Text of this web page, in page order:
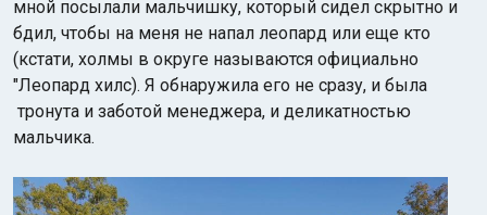
мной посылали мальчишку, который сидел скрытно и
бдил, чтобы на меня не напал леопард или еще кто
(кстати, холмы в округе называются официально
"Леопард хилс). Я обнаружила его не сразу, и была
тронута и заботой менеджера, и деликатностью
мальчика.